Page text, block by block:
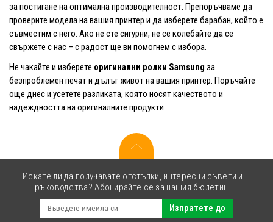
за постигане на оптимална производителност. Препоръчваме да
проверите модела на вашия принтер и да изберете барабан, който е
съвместим с него. Ако не сте сигурни, не се колебайте да се
свържете с нас – с радост ще ви помогнем с избора.
Не чакайте и изберете оригинални ролки Samsung за
безпроблемен печат и дълъг живот на вашия принтер. Поръчайте
още днес и усетете разликата, която носят качеството и
надеждността на оригиналните продукти.
Искате ли да получавате отстъпки, интересни съвети и
ръководства? Абонирайте се за нашия бюлетин.
Изпратете до